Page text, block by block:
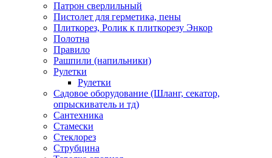
Патрон сверлильный
Пистолет для герметика, пены
Плиткорез, Ролик к плиткорезу Энкор
Полотна
Правило
Рашпили (напильники)
Рулетки
Рулетки
Садовое оборудование (Шланг, секатор,
опрыскиватель и тд)
Сантехника
Стамески
Стеклорез
Струбцина